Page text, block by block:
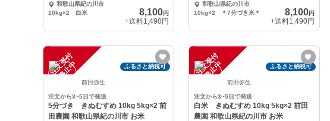
和歌山県紀の川市
10kg×2 白米
8,100円
+送料1,490円
お米和歌山県紀の川市
10kg×2 ＊7分づき米＊
8,100円
+送料1,490円
注
文
受
付
停
止
中 ふるさと納税可
前田弥生
注文から3~5日で発送
5分づき きぬむすめ 10kg 5kg×2 前
田農園 和歌山県紀の川市 お米
注
文
受
付
停
止
中 ふるさと納税可
前田弥生
注文から3~5日で発送
白米 きぬむすめ 10kg 5kg×2 前田
農園 和歌山県紀の川市 お米